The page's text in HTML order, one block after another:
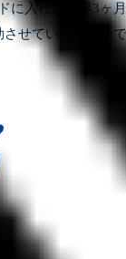
に入社して早3ヶ月
せていましたの